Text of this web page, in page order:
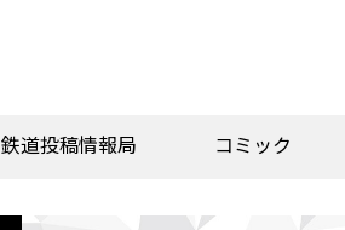
鉄道投稿情報局 コミック